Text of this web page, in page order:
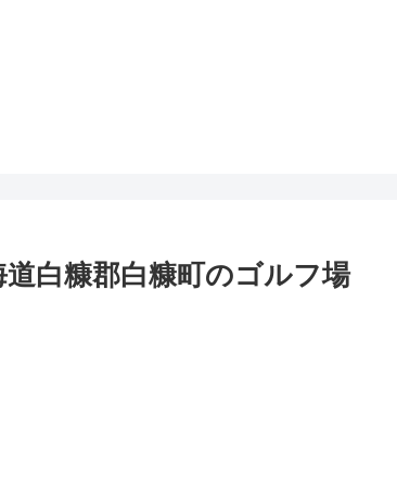
道白糠郡白糠町のゴルフ場